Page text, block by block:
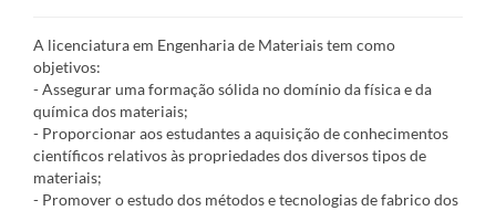
A licenciatura em Engenharia de Materiais tem como
objetivos:
- Assegurar uma formação sólida no domínio da física e da
química dos materiais;
- Proporcionar aos estudantes a aquisição de conhecimentos
científicos relativos às propriedades dos diversos tipos de
materiais;
- Promover o estudo dos métodos e tecnologias de fabrico dos